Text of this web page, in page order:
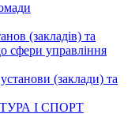
(закладів) та
сфери управління
(заклади) та
І СПОРТ